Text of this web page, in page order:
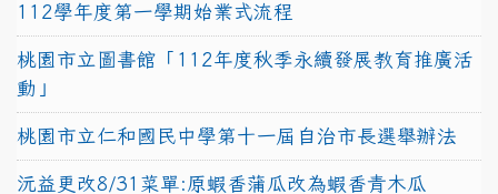
112學年度第一學期始業式流程
桃園市立圖書館「112年度秋季永續發展教育推廣活
動」
桃園市立仁和國民中學第十一屆自治市長選舉辦法
沅益更改8/31菜單:原蝦香蒲瓜改為蝦香青木瓜